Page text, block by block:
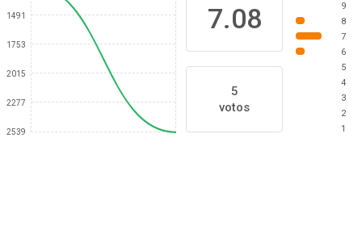
1491
1753
2015
2277
2539
7.08
5
votos
9
8
7
6
5
4
3
2
1